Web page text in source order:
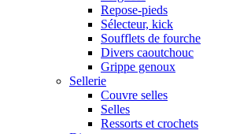
Repose-pieds
Sélecteur, kick
Soufflets de fourche
Divers caoutchouc
Grippe genoux
Sellerie
Couvre selles
Selles
Ressorts et crochets